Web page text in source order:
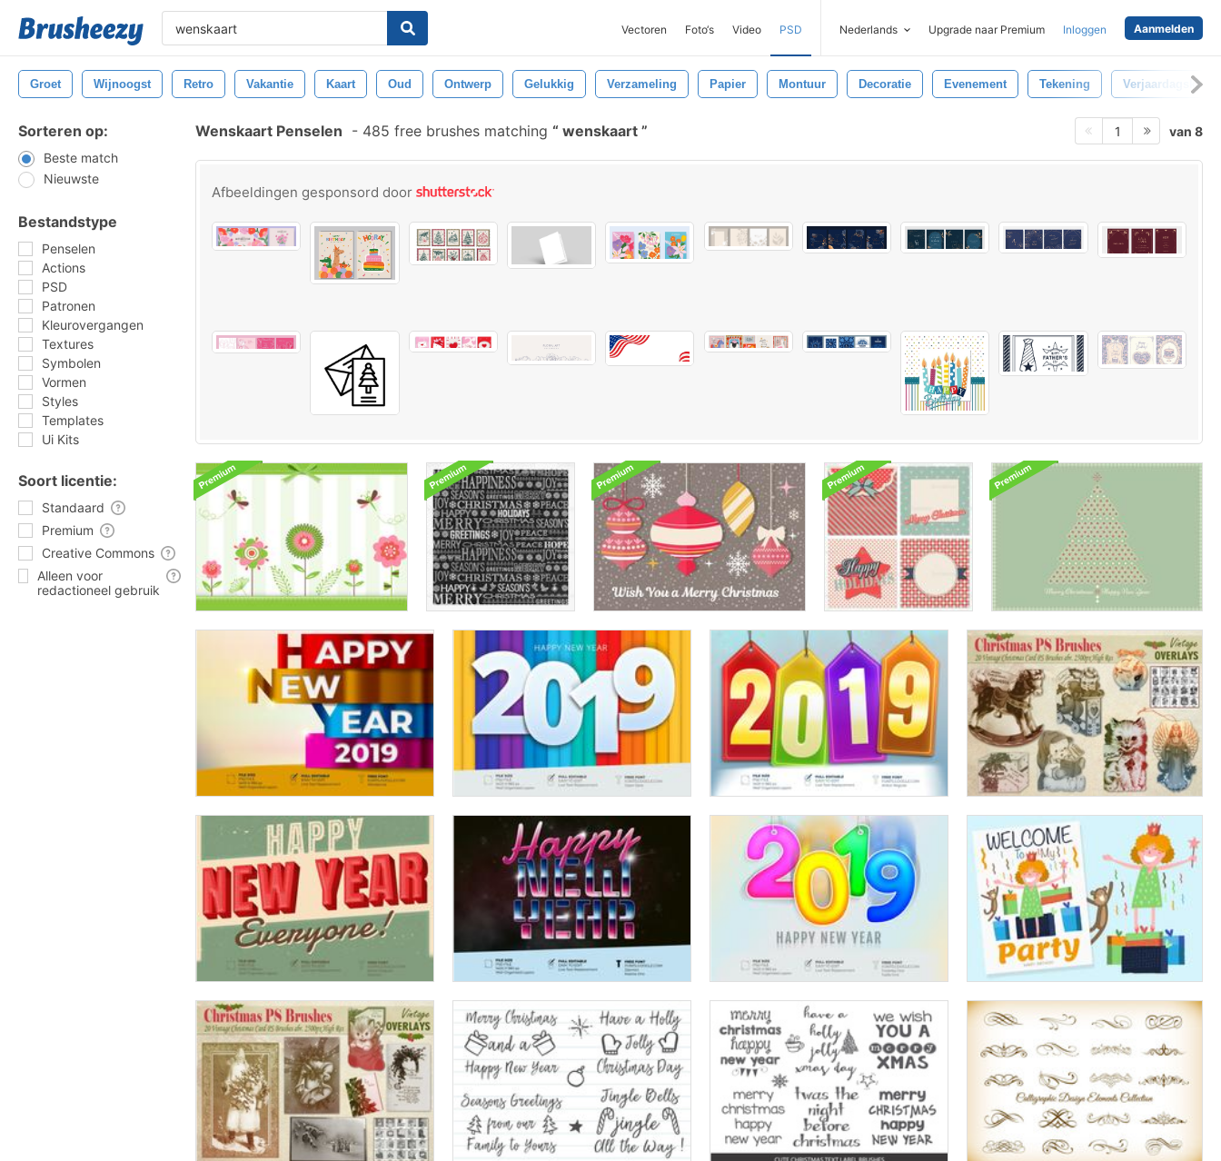
Vectoren Foto‘s Video PSD Nederlands Upgrade naar Premium Inloggen Aanmelden
Groet Wijnoogst Retro Vakantie Kaart Oud Ontwerp Gelukkig Verzameling Papier Montuur Decoratie Evenement Tekening Verjaardagskaart
Sorteren op:
Beste match
Nieuwste
Bestandstype
Penselen
Actions
PSD
Patronen
Kleurovergangen
Textures
Symbolen
Vormen
Styles
Templates
Ui Kits
Soort licentie:
Standaard
Premium
Creative Commons
Alleen voor
redactioneel gebruik
Wenskaart Penselen - 485 free brushes matching wenskaart 1 van 8
Afbeeldingen gesponsord door